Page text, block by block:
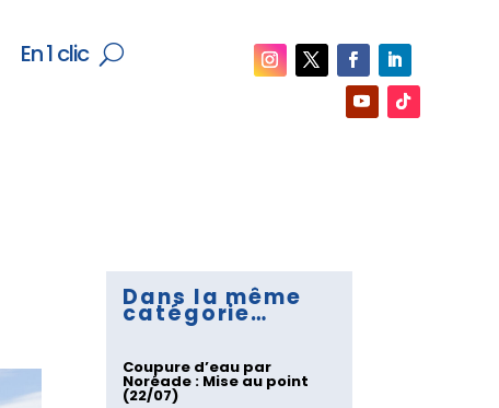
En 1 clic
Dans la même
catégorie…
Coupure d’eau par
Noréade : Mise au point
(22/07)